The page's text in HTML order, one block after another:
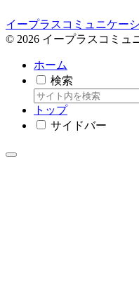
イープラスコミュニケー
© 2026 イープラスコミュ
ホーム
検索
トップ
サイドバー